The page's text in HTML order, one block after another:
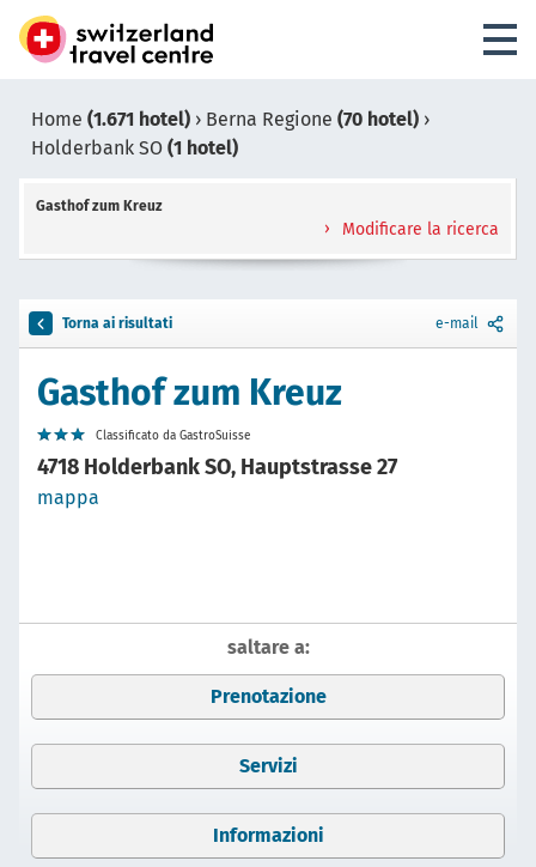
Home (1.671 hotel) › Berna Regione (70 hotel) ›
Holderbank SO (1 hotel)
Gasthof zum Kreuz
Modificare la ricerca
Torna ai risultati e-mail
Gasthof zum Kreuz
Classificato da GastroSuisse
4718 Holderbank SO, Hauptstrasse 27
mappa
saltare a:
Prenotazione
Servizi
Informazioni